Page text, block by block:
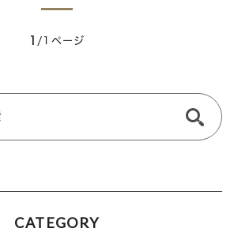
1 /1ページ
CATEGORY